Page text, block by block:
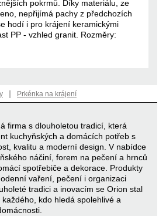
pokrmů. Díky materiálu, ze
nepřijímá pachy z předchozích
hodí i pro krájení keramickými
PP - vzhled granit. Rozměry:
| Prkénka na krájení
firma s dlouholetou tradicí, která
kuchyňských a domácích potřeb s
kvalitu a moderní design. V nabídce
náčiní, forem na pečení a hrnců
spotřebiče a dekorace. Produkty
vaření, pečení i organizaci
tradici a inovacím se Orion stal
kdo hledá spolehlivé a